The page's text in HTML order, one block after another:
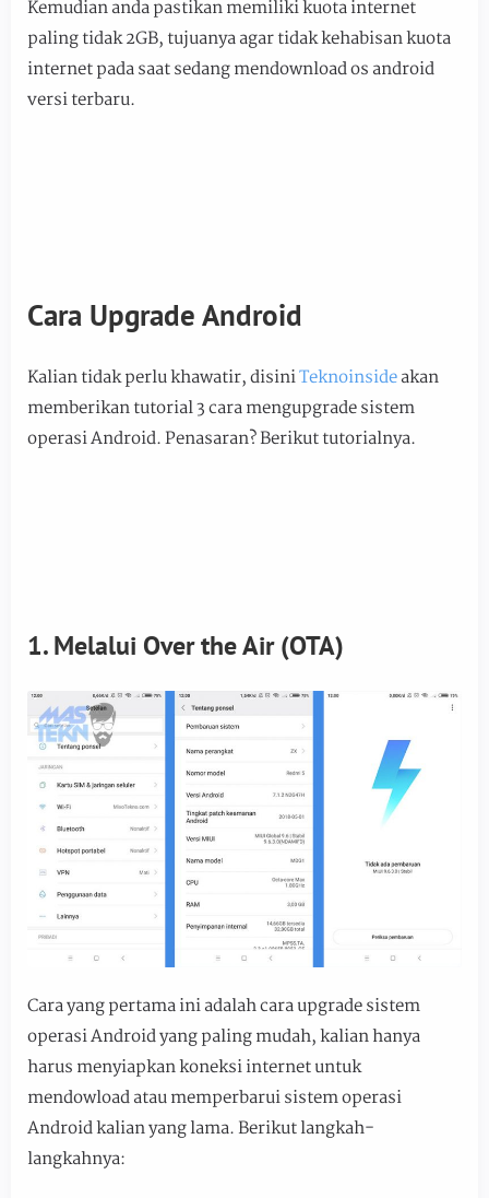
Kemudian anda pastikan memiliki kuota internet
paling tidak 2GB, tujuanya agar tidak kehabisan kuota
internet pada saat sedang mendownload os android
versi terbaru.
Cara Upgrade Android
Kalian tidak perlu khawatir, disiniTeknoinsideakan
memberikan tutorial 3 cara mengupgrade sistem
operasi Android. Penasaran? Berikut tutorialnya.
1. Melalui Over the Air (OTA)
Cara yang pertama ini adalah cara upgrade sistem
operasi Android yang paling mudah, kalian hanya
harus menyiapkan koneksi internet untuk
mendowload atau memperbarui sistem operasi
Android kalian yang lama. Berikut langkah-
langkahnya: